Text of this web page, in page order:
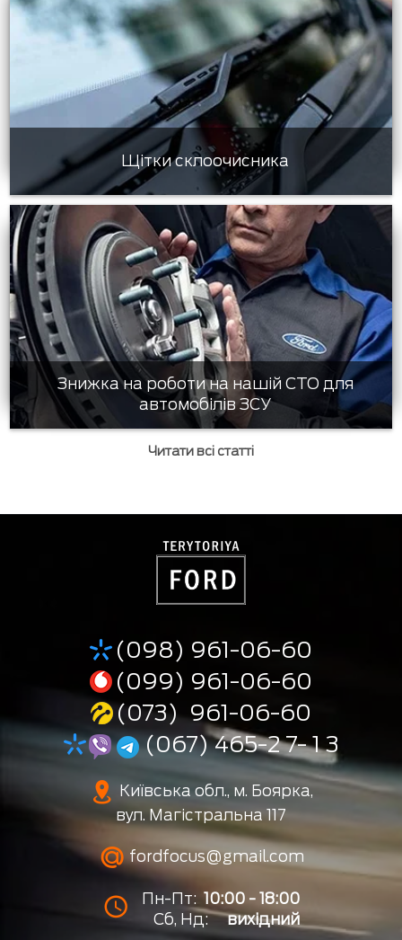
Щітки склоочисника
Знижка на роботи на нашій СТО для
автомобілів ЗСУ
Читати всі статті
(098) 961-06-60
(099) 961-06-60
(073) 961-06-60
(067) 465-2 7- 1 3
Київська обл., м. Боярка,
вул. Магістральна 117
fordfocus@gmail.com
Пн-Пт: 10:00 - 18:00
Сб, Нд:
вихідний